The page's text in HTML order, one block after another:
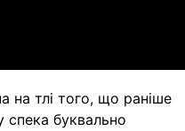
на тлі того, що раніше
спека буквально